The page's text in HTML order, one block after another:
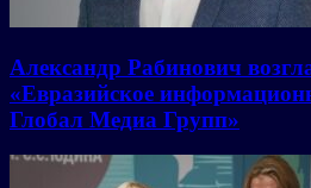
Александр Рабинович
«Евразийское
Глобал Медиа Групп»